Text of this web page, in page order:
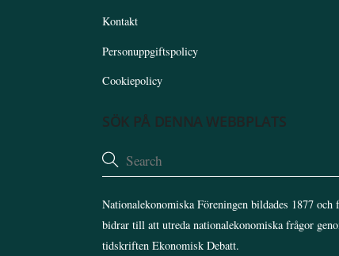
Kontakt
Personuppgiftspolicy
Cookiepolicy
SÖK PÅ DENNA WEBBPLATS
Nationalekonomiska Föreningen bildades 1877
bidrar till att utreda nationalekonomiska frågor
tidskriften Ekonomisk Debatt.